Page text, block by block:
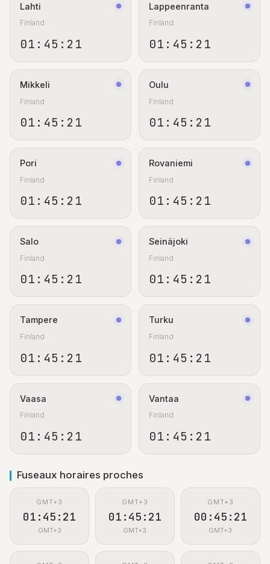
Lahti
Finland
01:45:21
Lappeenranta
Finland
01:45:21
Mikkeli
Finland
01:45:21
Oulu
Finland
01:45:21
Pori
Finland
01:45:21
Rovaniemi
Finland
01:45:21
Salo
Finland
01:45:21
Seinäjoki
Finland
01:45:21
Tampere
Finland
01:45:21
Turku
Finland
01:45:21
Vaasa
Finland
01:45:21
Vantaa
Finland
01:45:21
Fuseaux horaires proches
GMT+3
01:45:21
GMT+3
GMT+3
01:45:21
GMT+3
GMT+3
00:45:21
GMT+3